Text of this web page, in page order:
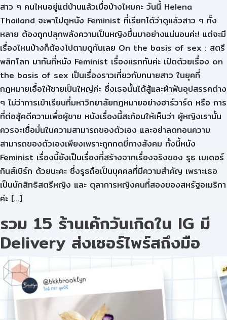
สาว ๆ คนไหนอยู่แต่บ้านแล้วเบื่อบ้างไหมคะ วันนี้ Helena
Thailand จะพาไปดูหนัง Feminist ที่เรียกได้ว่าดูแล้วสาว ๆ ทั้ง
หลาย ต้องถูกปลุกพลังความเป็นหญิงขึ้นมาอย่างแน่นอนค่ะ! แต่จะมี
เรื่องไหนบ้างก็ต้องไปตามดูกันเลย On the basis of sex : สตรี
พลิกโลก มากันที่หนัง Feminist เรื่องแรกกันค่ะ เปิดด้วยเรื่อง on
the basis of sex เป็นเรื่องราวเกี่ยวกับทนายสาว ในยุคที่
กฎหมายเอื้อให้ชายเป็นใหญ่ค่ะ ซึ่งเธอนั้นได้สู้และฝ่าฟันอุปสรรคต่าง
ๆ ไม่ว่าการเข้าเรียนที่มหาวิทยาลัยกฎหมายอย่างฮาร์วาร์ด หรือ การ
ที่ต่อสู้คดีความเพื่อผู้ชาย หนังเรื่องนี้สะท้อนให้เห็นว่า ผู้หญิงเรานั้น
ควรจะเชื่อมั่นในความสามารถของตัวเอง และอย่าลดทอนความ
สามารถของตัวเองเพียงเพราะถูกกดขี่ทางสังคม ทั้งนี้หนัง
Feminist เรื่องนี้ยังเป็นเรื่องที่สร้างจากเรื่องจริงของ รูธ เบเดอร์
กินส์เบิร์ก ด้วยนะคะ ซึ่งรูธถือเป็นบุคคลที่มีความสำคัญ เพราะเธอ
เป็นนักสิทธิสตรีหญิง และ ตุลาการหญิงคนที่สองของสหรัฐอเมริกา
ค่ะ […]
รวม 15 ร้านเค้กวันเกิดใน IG มี
Delivery ส่งเซอร์ไพร์สถึงมือ